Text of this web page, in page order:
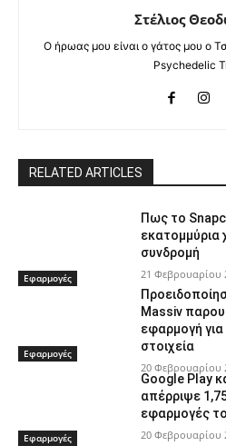
Στέλιος
Ο ήρωας μου είναι ο γάτος μου ο
Psychedelic
RELATED ARTICLES
Εφαρμογές
Πως το
εκατομμύρια
συνδρομή
21 Φεβρουαρίου
Εφαρμογές
Massiv
εφαρμογή για
στοιχεία
20 Φεβρουαρίου
Εφαρμογές
Google Play
απέρριψε
εφαρμογές
20 Φεβρουαρίου